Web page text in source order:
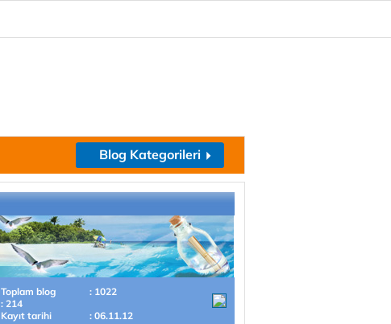
Blog Kategorileri
Toplam blog
: 1022
: 214
Kayıt tarihi
: 06.11.12